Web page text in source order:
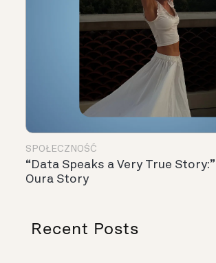
SPOŁECZNOŚĆ
“Data Speaks a Very True
Oura Story
Recent Posts